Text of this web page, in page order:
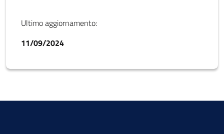
Ultimo aggiornamento:
11/09/2024